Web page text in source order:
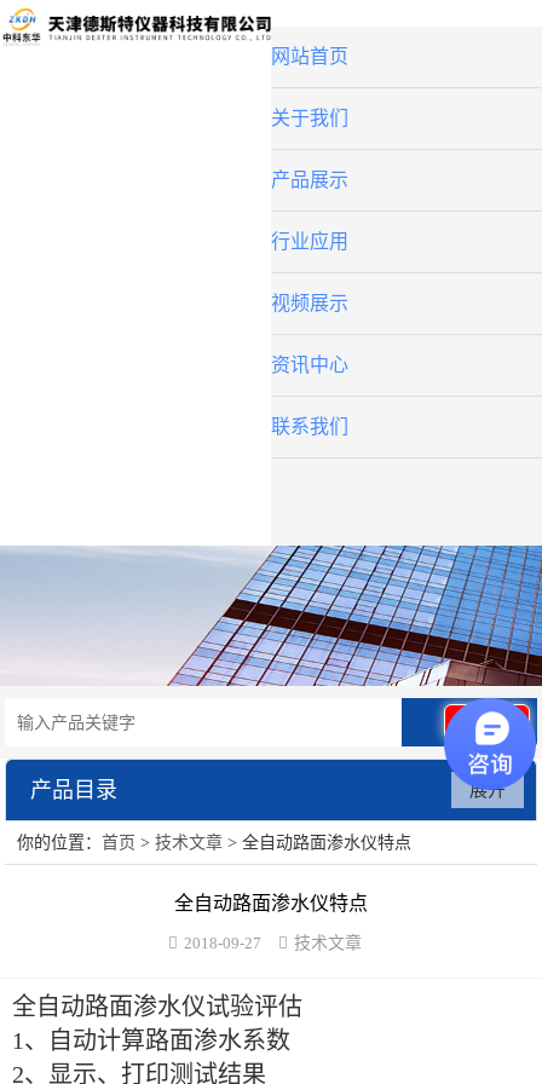
网站首页
关于我们
产品展示
行业应用
视频展示
资讯中心
联系我们
拨号
产品目录
水泥砂浆类试验仪器
混凝土类检测设备
防水卷材类试验仪器
展开
你的位置：首页 >技术文章 > 全自动路面渗水仪特点
全自动路面渗水仪特点
2018-09-27 技术文章
全自动路面渗水仪试验评估
1、自动计算路面渗水系数
2、显示、打印测试结果